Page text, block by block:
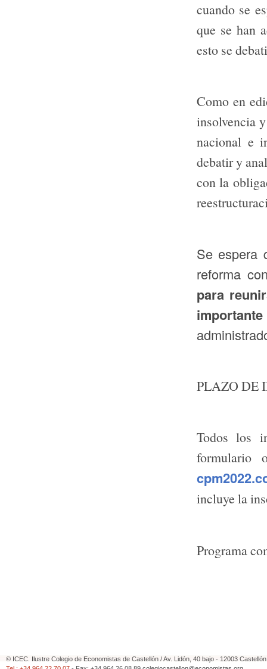
cuando se
que se han
esto se
Como en
insolvencia
nacional e
debatir y
con la
Se espera
reforma
para
PLAZO DE
Todos los
formulario
incluye la
Programa
© ICEC. Ilustre Colegio de Economistas de Castellón / Av. Lidón, 40 bajo - 12003